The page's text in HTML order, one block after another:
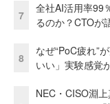
7
全社AI活用率99
るのか？CTOが
8
なぜ“PoC疲れ”
いい」実験感覚
NEC・CISO淵